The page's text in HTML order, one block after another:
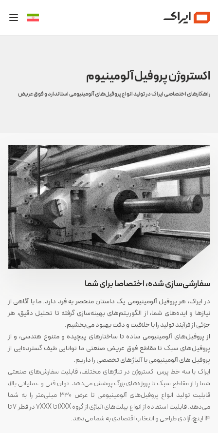
اکستروژن پروفیل آلومینیوم
راهکارهای اختصاصی ایراک در تولید انواع پروفیل‌های آلومینیومی استاندارد و فوق عریض
سفارشی‌سازی شده، اختصاصا برای شما
در ایراک، هر پروفیل آلومینیومی یک داستان منحصر به فرد دارد. ما با آگاهی از
نیازها و ایده‌های شما، از الگوریتم‌های بهینه‌سازی گرفته تا تحلیل دقیق، هر
جزئی از فرآیند تولید را با خلاقیت و دقت بهبود می‌بخشیم.
از پروفیل‌های آلومینیومی ساده تا ساختارهای پیچیده و متنوع هتدسی، و از
پروفیل‌های سبک تا مقاطع فوق عریض صنعتی ما توانایی طیف گسترده‌ایی از
پروفیل های آلومینیومی با آلیاژهای تخصصی را داریم.
ایراک با سه خط پرس اکستروژن در تناژهای مختلف، قابلیت سفارش‌های صنعتی
شما را از مقاطع سبک تا پروژه‌های بزرگ پوشش می‌دهد. توان فنی و عملیاتی بالا،
قابلیت تولید انواع پروفیل‌های آلومینیومی تا عرض 330 میلی‌متر را به شما
می‌دهد. قابلیت استفاده از انواع بیلت‎‌های آلیاژی از گروه 1XXX تا 7XXX در قطر 7 تا
14 اینچ، آزادی طراحی و انتخاب اقتصادی به شما می‌دهد.